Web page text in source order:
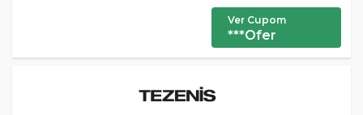
Ver Cupom
***Ofer